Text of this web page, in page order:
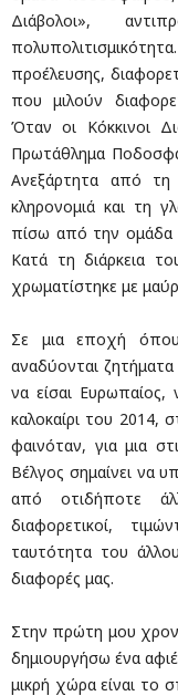
Διάβολοι»,
προέλευσης,
που μιλούν
Όταν οι Κόκκινοι
Πρωτάθλημα
Ανεξάρτητα από
κληρονομιά και τη
πίσω από την ομάδα
Κατά τη διάρκεια
χρωματίστηκε με
Σε μια εποχή
αναδύονται ζητήματα
να είσαι
καλοκαίρι του 2014,
φαινόταν, για μια
Βέλγος σημαίνει να
από οτιδήποτε
διαφορετικοί,
ταυτότητα του
διαφορές μας.
Στην πρώτη μου
δημιουργήσω ένα
μικρή χώρα είναι το